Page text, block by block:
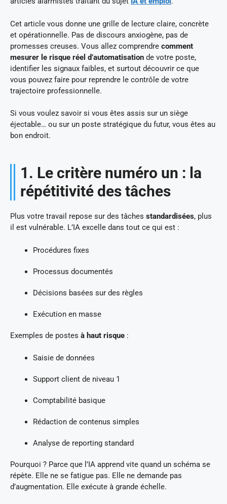
Cet article vous donne une grille de lecture claire, concrète
et opérationnelle. Pas de discours anxiogène, pas de
promesses creuses. Vous allez comprendre comment
mesurer le risque réel d’automatisation de votre poste,
identifier les signaux faibles, et surtout découvrir ce que
vous pouvez faire pour reprendre le contrôle de votre
trajectoire professionnelle.
Si vous voulez savoir si vous êtes assis sur un siège
éjectable… ou sur un poste stratégique du futur, vous êtes au
bon endroit.
1. Le critère numéro un : la
répétitivité des tâches
Plus votre travail repose sur des tâches standardisées, plus
il est vulnérable. L’IA excelle dans tout ce qui est :
Procédures fixes
Processus documentés
Décisions basées sur des règles
Exécution en masse
Exemples de postes à haut risque :
Saisie de données
Support client de niveau 1
Comptabilité basique
Rédaction de contenus simples
Analyse de reporting standard
Pourquoi ? Parce que l’IA apprend vite quand un schéma se
répète. Elle ne se fatigue pas. Elle ne demande pas
d’augmentation. Elle exécute à grande échelle.